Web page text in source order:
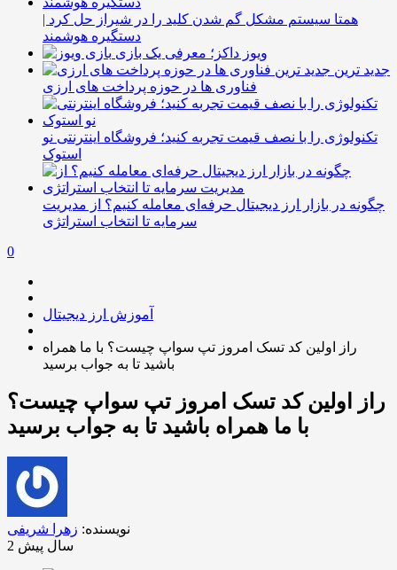
همتا سیستم مشکل گم شدن کلید را در شیراز حل کرد |
دستگیره هوشمند
ویوز داکز؛ معرفی یک بازی
جدید ترین
فناوری ها در حوزه پرداخت های ارزی
تکنولوژی را با نصف قیمت تجربه کنید؛ فروشگاه اینترنتی نو
استوک
چگونه در بازار ارز دیجیتال حرفه‌ای معامله کنیم؟ از مدیریت
سرمایه تا انتخاب استراتژی
0
آموزش ارز دیجیتال
راز اولین کد تسک امروز تپ سواپ چیست؟ با ما همراه
باشید تا به جواب برسید
راز اولین کد تسک امروز تپ سواپ چیست؟
با ما همراه باشید تا به جواب برسید
نویسنده: زهرا شریفی
2 سال پیش